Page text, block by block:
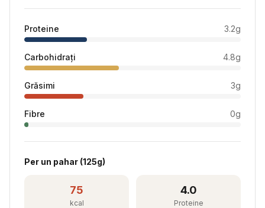
Proteine 3.2g
Carbohidrați 4.8g
Grăsimi 3g
Fibre 0g
Per un pahar (125g)
75
kcal
4.0
Proteine